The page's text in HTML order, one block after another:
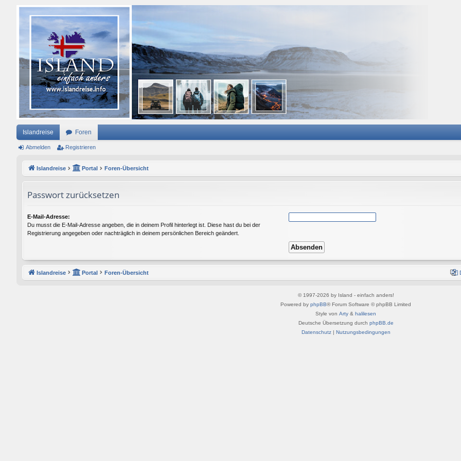
Islandreise Foren
Abmelden Registrieren
Islandreise Portal Foren-Übersicht
Passwort zurücksetzen
E-Mail-Adresse:
Du musst die E-Mail-Adresse angeben, die in deinem Profil hinterlegt ist. Diese hast du bei der
Registrierung angegeben oder nachträglich in deinem persönlichen Bereich geändert.
Islandreise Portal Foren-Übersicht
© 1997-2026 by Island - einfach anders!
Powered by phpBB® Forum Software © phpBB Limited
Style von Arty & halilesen
Deutsche Übersetzung durch phpBB.de
Datenschutz| Nutzungsbedingungen